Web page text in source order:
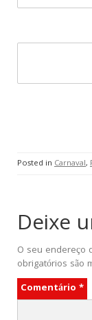
Posted in Carnaval,
Deixe
O seu endereço
obrigatórios são
Comentário *